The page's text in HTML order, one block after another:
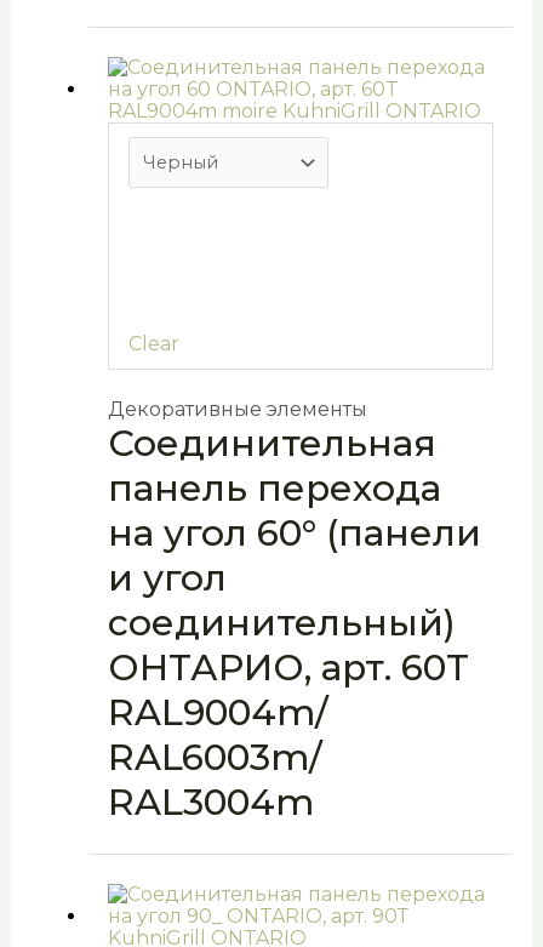
Clear
Декоративные элементы
Соединительная
панель перехода
на угол 60° (панели
и угол
соединительный)
ОНТАРИО, арт. 60T
RAL9004m/
RAL6003m/
RAL3004m